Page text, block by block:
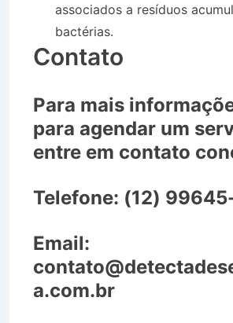
associados a resíduos
bactérias.
Contato
Para mais
para agendar um
entre em contato
Telefone: (12)
Email:
a.com.br